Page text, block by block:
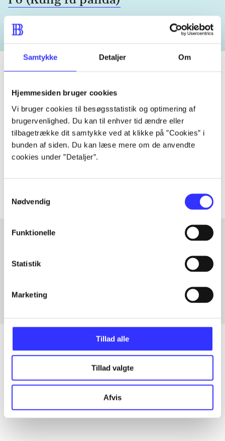
Samtykke Detaljer Om
Hjemmesiden bruger cookies
Vi bruger cookies til besøgsstatistik og optimering af
brugervenlighed. Du kan til enhver tid ændre eller
tilbagetrække dit samtykke ved at klikke på ”Cookies” i
bunden af siden. Du kan læse mere om de anvendte
cookies under ”Detaljer”.
Nødvendig
Funktionelle
Statistik
Marketing
Tillad alle
Tillad valgte
Afvis
Tidsskrift
Artiklen er en del af
lorem ipsum dolor sit amet ...
Tidsskrift
Artikler med samme emner
Alle registrerede artikler fordelt på udgivelser